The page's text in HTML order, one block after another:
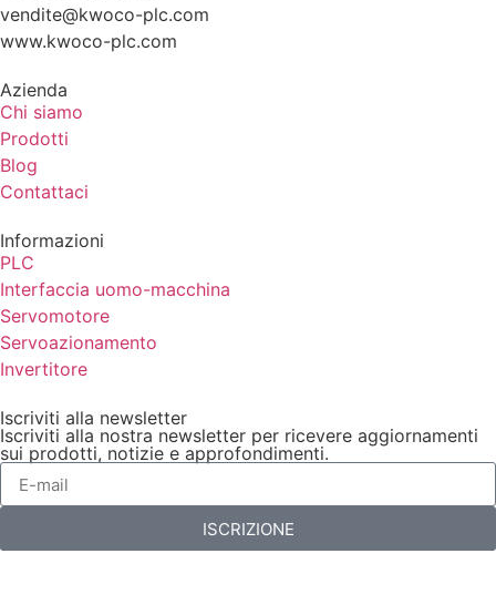
vendite@kwoco-plc.com
www.kwoco-plc.com
Azienda
Chi siamo
Prodotti
Blog
Contattaci
Informazioni
PLC
Interfaccia uomo-macchina
Servomotore
Servoazionamento
Invertitore
Iscriviti alla newsletter
Iscriviti alla nostra newsletter per ricevere aggiornamenti
sui prodotti, notizie e approfondimenti.
ISCRIZIONE